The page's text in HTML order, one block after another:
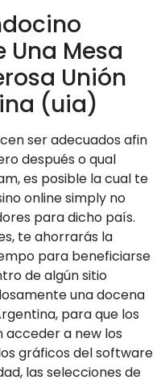
Una Mesa
Unión
(uia)
ser adecuados afin
después o qual
es posible la cual te
online simply no
para dicho país.
te ahorrarás la
para beneficiarse
de algún sitio
una docena
para que los
acceder a new los
gráficos del software
las selecciones de